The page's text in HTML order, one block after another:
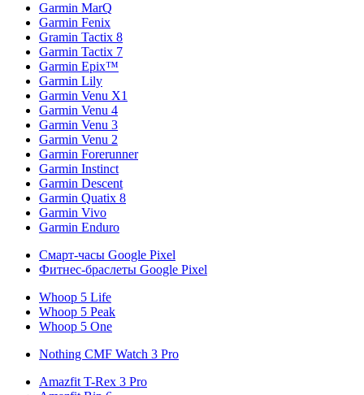
Garmin MarQ
Garmin Fenix
Gramin Tactix 8
Garmin Tactix 7
Garmin Epix™
Garmin Lily
Garmin Venu X1
Garmin Venu 4
Garmin Venu 3
Garmin Venu 2
Garmin Forerunner
Garmin Instinct
Garmin Descent
Garmin Quatix 8
Garmin Vivo
Garmin Enduro
Смарт-часы Google Pixel
Фитнес-браслеты Google Pixel
Whoop 5 Life
Whoop 5 Peak
Whoop 5 One
Nothing CMF Watch 3 Pro
Amazfit T-Rex 3 Pro